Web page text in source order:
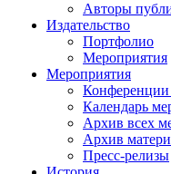
Авторы
Издательство
Портфолио
Мероприятия
Мероприятия
Календарь
Архив всех
Архив
Пресс-релизы